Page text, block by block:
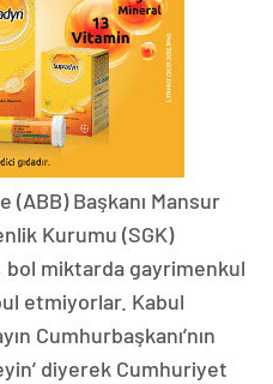
Başkanı Mansur
Kurumu (SGK)
bol miktarda gayrimenkul
etmiyorlar. Kabul
Cumhurbaşkanı’nın
diyerek Cumhuriyet